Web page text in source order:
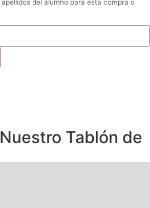
del alumno para esta compra o
Calendario
Becas
Proyectos
Blog
Radio
Tienda OnlineTablón de